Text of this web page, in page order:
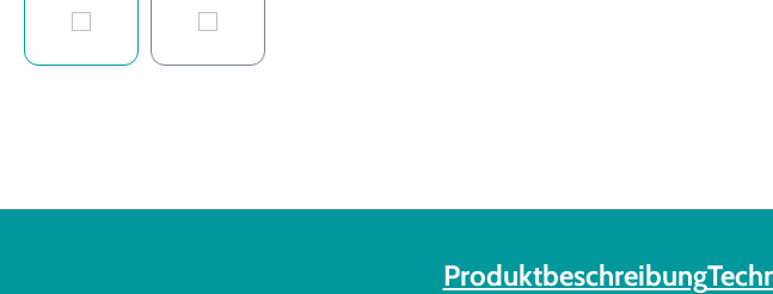
Produktbeschreibung